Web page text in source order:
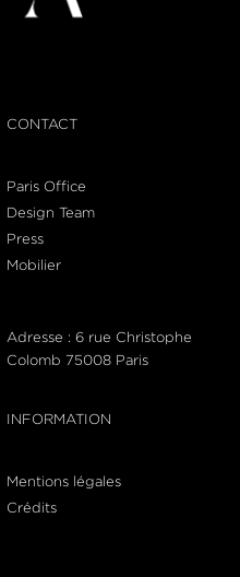
CONTACT
Paris Office
Design Team
Press
Mobilier
Adresse : 6 rue Christophe
Colomb 75008 Paris
INFORMATION
Mentions légales
Crédits